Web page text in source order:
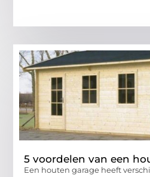
5 voordelen van een
Een houten garage heeft